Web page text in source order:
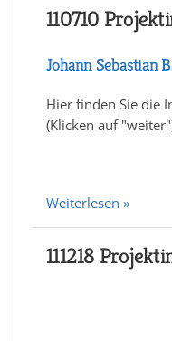
110710
Johann Sebastian
Hier finden Sie die
(Klicken auf
Weiterlesen »
111218